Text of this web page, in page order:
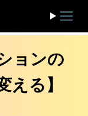
ョンの
える】